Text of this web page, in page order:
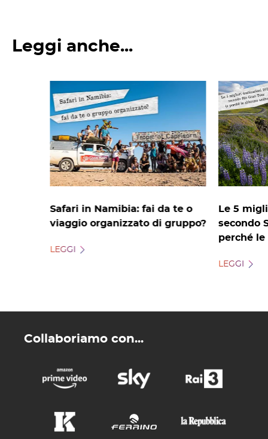
Leggi anche...
Safari in Namibia: fai da te o
viaggio organizzato di gruppo?
LEGGI
Le 5
secondo
perché
LEGGI
Collaboriamo con...